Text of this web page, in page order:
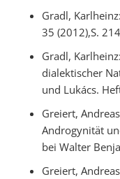
Gradl,
35 (2012),S.
Gradl,
dialektischer
und Lukács.
Greiert,
Androgynität
bei Walter
Greiert,